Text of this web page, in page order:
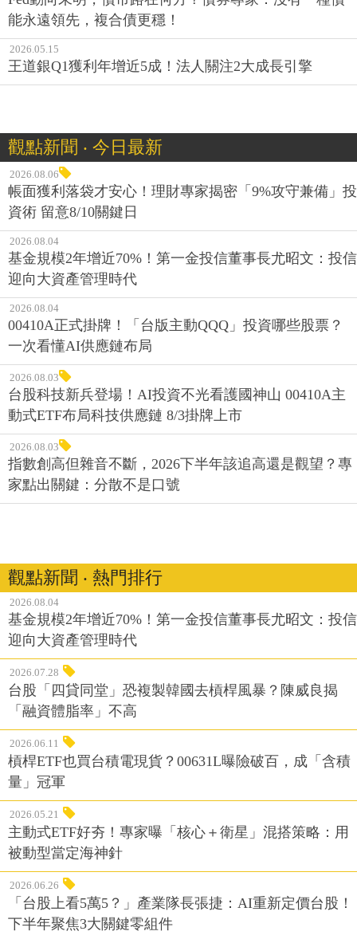
2026.06.11
Fed動向未明，債市路在何方？債券專家：沒有一種債
能永遠領先，複合債更穩！
2026.05.15
觀點新聞 ‧ 今日最新
2026.08.06
帳面獲利落袋才安心！理財專家揭密「9%攻守兼備」投
資術 留意8/10關鍵日
2026.08.04
基金規模2年增近70%！第一金投信董事長尤昭文：投信
迎向大資產管理時代
2026.08.04
00410A正式掛牌！「台版主動QQQ」投資哪些股票？
一次看懂AI供應鏈布局
2026.08.03
台股科技新兵登場！AI投資不光看護國神山 00410A主
動式ETF布局科技供應鏈 8/3掛牌上市
2026.08.03
指數創高但雜音不斷，2026下半年該追高還是觀望？專
觀點新聞 ‧ 熱門排行
2026.08.04
基金規模2年增近70%！第一金投信董事長尤昭文：投信
迎向大資產管理時代
2026.07.28
台股「四貸同堂」恐複製韓國去槓桿風暴？陳威良揭
「融資體脂率」不高
2026.06.11
槓桿ETF也買台積電現貨？00631L曝險破百，成「含積
量」冠軍
2026.05.21
主動式ETF好夯！專家曝「核心＋衛星」混搭策略：用
被動型當定海神針
2026.06.26